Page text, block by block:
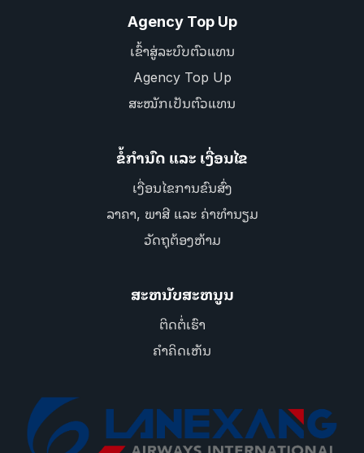
Agency Top Up
ເຂົ້າສູ່ລະບົບຕົວແທນ
Agency Top Up
ສະໝັກເປັນຕົວແທນ
ຂໍ້ກຳນົດ ແລະ ເງື່ອນໄຂ
ເງື່ອນໄຂການຂົນສົ່ງ
ລາຄາ, ພາສີ ແລະ ຄ່າທຳນຽມ
ວັດຖຸຕ້ອງຫ້າມ
ສະຫນັບສະຫນູນ
ຕິດຕໍ່ເຮົາ
ຄຳຄິດເຫັນ